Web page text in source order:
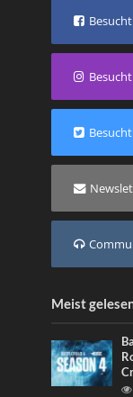
Meist